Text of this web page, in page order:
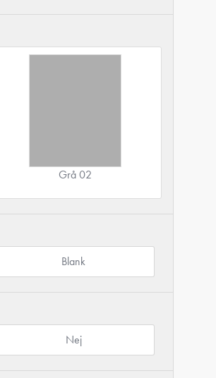
Grå 02
Blank
Nej